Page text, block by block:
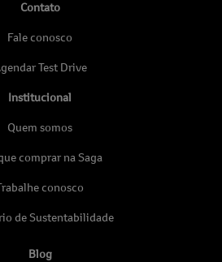
Contato
Fale conosco
Test Drive
Institucional
Quem somos
comprar na Saga
conosco
de Sustentabilidade
Blog